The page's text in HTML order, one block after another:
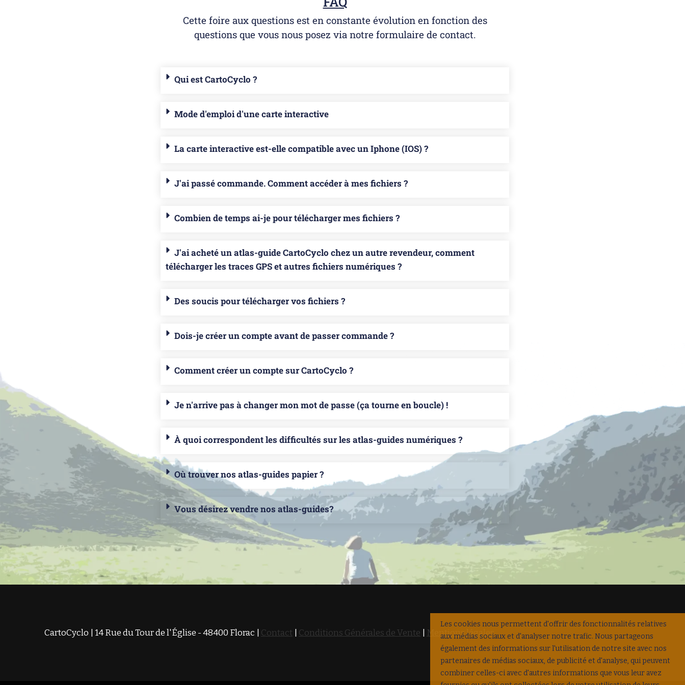
Cette foire aux questions est en constante évolution en fonction des
questions que vous nous posez via notre formulaire de contact.
Qui est CartoCyclo ?
Mode d'emploi d'une carte interactive
La carte interactive est-elle compatible avec un Iphone (IOS) ?
J'ai passé commande. Comment accéder à mes fichiers ?
Combien de temps ai-je pour télécharger mes fichiers ?
J'ai acheté un atlas-guide CartoCyclo chez un autre revendeur, comment
télécharger les traces GPS et autres fichiers numériques ?
Des soucis pour télécharger vos fichiers ?
Dois-je créer un compte avant de passer commande ?
Comment créer un compte sur CartoCyclo ?
Je n'arrive pas à changer mon mot de passe (ça tourne en boucle) !
À quoi correspondent les difficultés sur les atlas-guides numériques ?
Où trouver nos atlas-guides papier ?
Vous désirez vendre nos atlas-guides?
CartoCyclo | 14 Rue du Tour de l'Église - 48400 Florac | Contact | Conditions Générales de Vente | Mentions légales
Les cookies nous permettent d'offrir des fonctionnalités relatives
aux médias sociaux et d'analyser notre trafic. Nous partageons
également des informations sur l'utilisation de notre site avec nos
partenaires de médias sociaux, de publicité et d'analyse, qui peuvent
combiner celles-ci avec d'autres informations que vous leur avez